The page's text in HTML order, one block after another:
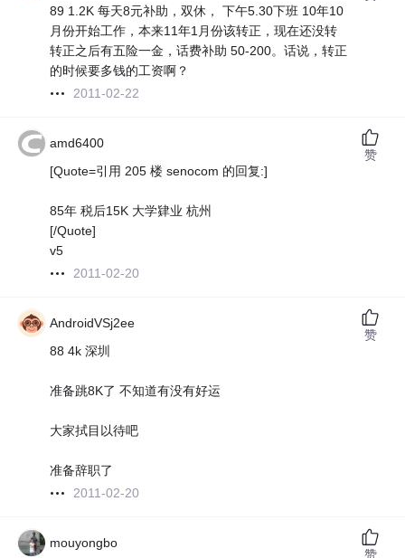
89 1.2K 每天8元补助，双休， 下午5.30下班 10年10
月份开始工作，本来11年1月份该转正，现在还没转
转正之后有五险一金，话费补助 50-200。话说，转正
的时候要多钱的工资啊？
2011-02-22
amd6400
[Quote=引用 205 楼 senocom 的回复:]
85年 税后15K 大学肄业 杭州
[/Quote]
v5
2011-02-20
赞
AndroidVSj2ee
88 4k 深圳
准备跳8K了 不知道有没有好运
大家拭目以待吧
准备辞职了
2011-02-20
赞
mouyongbo
赞